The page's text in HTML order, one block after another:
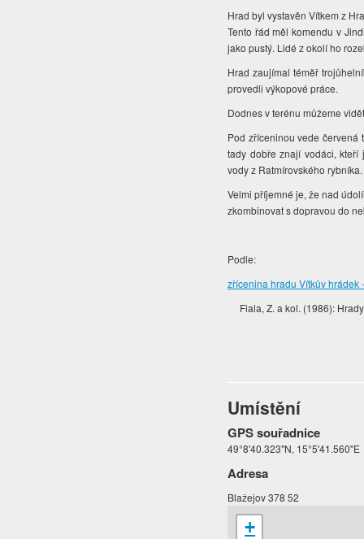
Hrad byl vystavěn Vítkem z
Tento řád měl komendu v
jako pustý. Lidé z okolí ho
Hrad zaujímal téměř
provedli výkopové práce.
Dodnes v terénu můžeme
Pod zříceninou vede
tady dobře znají vodáci,
vody z Ratmírovského
Velmi příjemné je, že nad
zkombinovat s dopravou do
Podle:
zřícenina hradu Vítkův hrádek
Fiala, Z. a kol. (1986):
Umístění
GPS souřadnice
49°8'40.323"N, 15°5'41.560"E
Adresa
Blažejov 378 52
+